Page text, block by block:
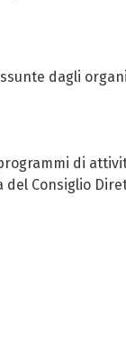
dagli
di
Consiglio